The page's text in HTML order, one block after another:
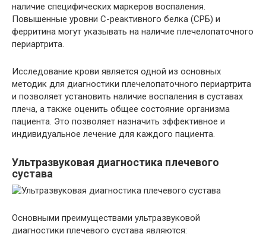
наличие специфических маркеров воспаления.
Повышенные уровни С-реактивного белка (СРБ) и
ферритина могут указывать на наличие плечелопаточного
периартрита.
Исследование крови является одной из основных
методик для диагностики плечелопаточного периартрита
и позволяет установить наличие воспаления в суставах
плеча, а также оценить общее состояние организма
пациента. Это позволяет назначить эффективное и
индивидуальное лечение для каждого пациента.
Ультразвуковая диагностика плечевого
сустава
Основными преимуществами ультразвуковой
диагностики плечевого сустава являются: